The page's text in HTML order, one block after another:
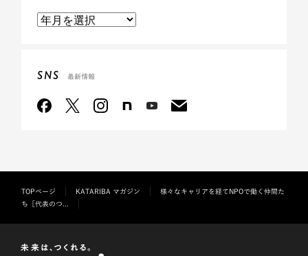
SNS 最新情報
TOPページ KATARIBA マガジン
様々なキャリアを経てNPOで働く仲間た
ち［代表のつ...